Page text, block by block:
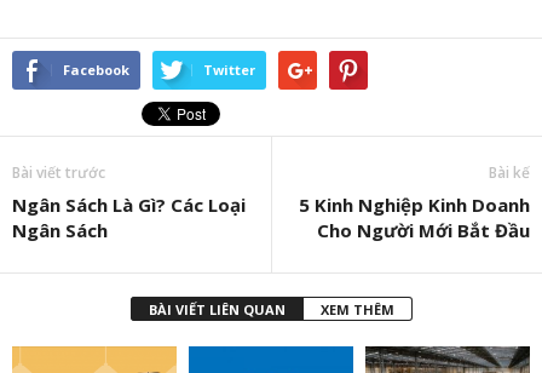
Facebook Twitter
Bài viết trước
Ngân Sách Là Gì? Các Loại
Ngân Sách
Bài kế
5 Kinh Nghiệp Kinh Doanh
Cho Người Mới Bắt Đầu
BÀI VIẾT LIÊN QUAN XEM THÊM